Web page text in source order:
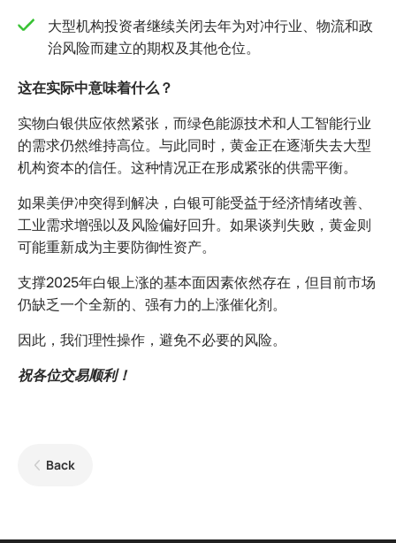
大型机构投资者继续关闭去年为对冲行业、物流和政
治风险而建立的期权及其他仓位。
这在实际中意味着什么？
实物白银供应依然紧张，而绿色能源技术和人工智能行业
的需求仍然维持高位。与此同时，黄金正在逐渐失去大型
机构资本的信任。这种情况正在形成紧张的供需平衡。
如果美伊冲突得到解决，白银可能受益于经济情绪改善、
工业需求增强以及风险偏好回升。如果谈判失败，黄金则
可能重新成为主要防御性资产。
支撑2025年白银上涨的基本面因素依然存在，但目前市场
仍缺乏一个全新的、强有力的上涨催化剂。
因此，我们理性操作，避免不必要的风险。
祝各位交易顺利！
Back